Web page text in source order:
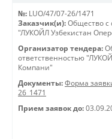
№: LUO/47/07-26/1471
Заказчик(и): Общество с
"ЛУКОЙЛ Узбекистан
Организатор тендера:
ответственностью
Компани"
Документы: Форма
26_1471
Прием заявок до: